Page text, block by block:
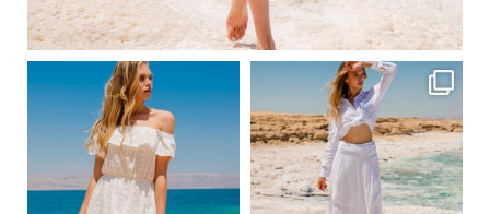
Вер 1
ebutikpl ebutikpl